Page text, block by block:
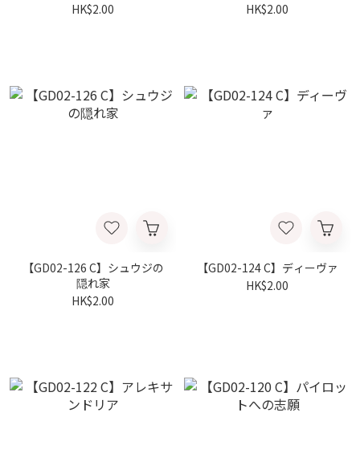
HK$2.00
HK$2.00
【GD02-126 C】シュウジの
隠れ家
HK$2.00
【GD02-124 C】ディーヴァ
HK$2.00